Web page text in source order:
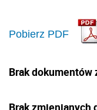
Pobierz PDF
Brak
Brak zmienianych